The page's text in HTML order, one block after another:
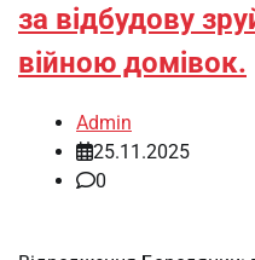
за відбудову
війною домівок.
Admin
25.11.2025
0